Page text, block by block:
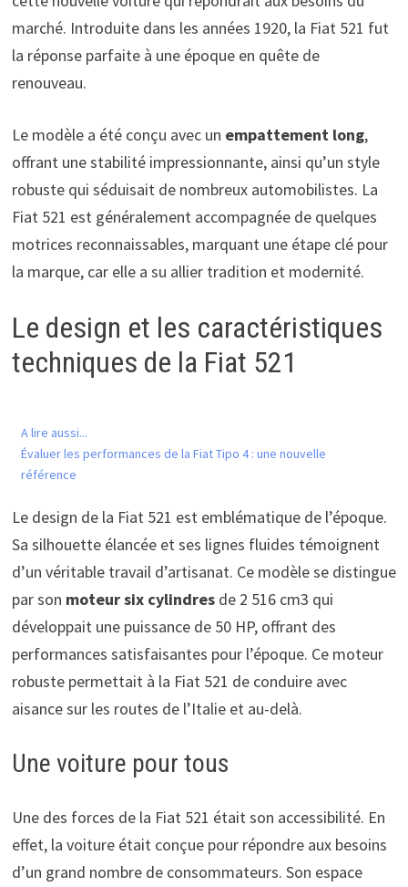
marché. Introduite dans les années 1920, la Fiat 521 fut
la réponse parfaite à une époque en quête de
renouveau.
Le modèle a été conçu avec un empattement long,
offrant une stabilité impressionnante, ainsi qu’un style
robuste qui séduisait de nombreux automobilistes. La
Fiat 521 est généralement accompagnée de quelques
motrices reconnaissables, marquant une étape clé pour
la marque, car elle a su allier tradition et modernité.
Le design et les caractéristiques
techniques de la Fiat 521
A lire aussi...
Évaluer les performances de la Fiat Tipo 4 : une nouvelle
référence
Le design de la Fiat 521 est emblématique de l’époque.
Sa silhouette élancée et ses lignes fluides témoignent
d’un véritable travail d’artisanat. Ce modèle se distingue
par son moteur six cylindresde 2 516 cm3 qui
développait une puissance de 50 HP, offrant des
performances satisfaisantes pour l’époque. Ce moteur
robuste permettait à la Fiat 521 de conduire avec
aisance sur les routes de l’Italie et au-delà.
Une voiture pour tous
Une des forces de la Fiat 521 était son accessibilité. En
effet, la voiture était conçue pour répondre aux besoins
d’un grand nombre de consommateurs. Son espace